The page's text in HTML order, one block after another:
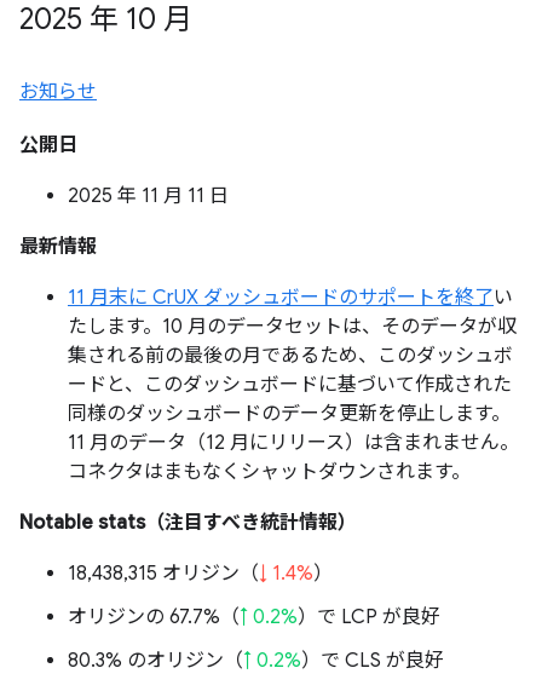
2025 年 10 月
お知らせ
公開日
2025 年 11 月 11 日
最新情報
11 月末に CrUX ダッシュボードのサポートを終了い
たします。10 月のデータセットは、そのデータが収
集される前の最後の月であるため、このダッシュボ
ードと、このダッシュボードに基づいて作成された
同様のダッシュボードのデータ更新を停止します。
11 月のデータ（12 月にリリース）は含まれません。
コネクタはまもなくシャットダウンされます。
Notable stats（注目すべき統計情報）
18,438,315 オリジン（↓ 1.4%）
オリジンの 67.7%（↑ 0.2%）で LCP が良好
80.3% のオリジン（↑ 0.2%）で CLS が良好